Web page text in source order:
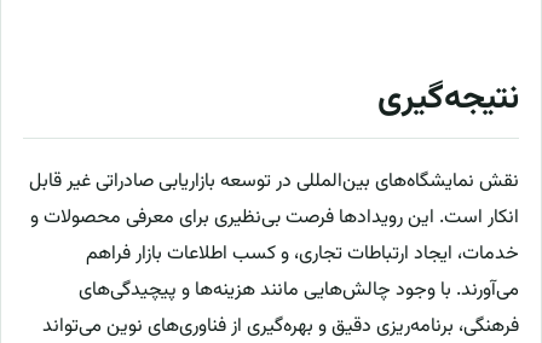
نتیجه‌گیری
نقش نمایشگاه‌های بین‌المللی در توسعه بازاریابی صادراتی غیر قابل
انکار است. این رویدادها فرصت بی‌نظیری برای معرفی محصولات و
خدمات، ایجاد ارتباطات تجاری، و کسب اطلاعات بازار فراهم
می‌آورند. با وجود چالش‌هایی مانند هزینه‌ها و پیچیدگی‌های
فرهنگی، برنامه‌ریزی دقیق و بهره‌گیری از فناوری‌های نوین می‌تواند